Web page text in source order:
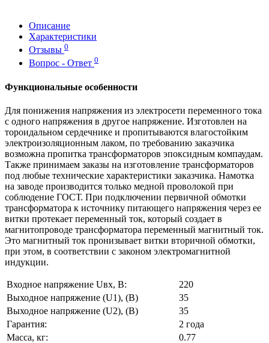
Описание
Характеристики
Отзывы 0
Вопрос - Ответ 0
Функциональные особенности
Для понижения напряжения из электросети переменного тока
с одного напряжения в другое напряжение. Изготовлен на
тороидальном сердечнике и пропитываются влагостойким
электроизоляционным лаком, по требованию заказчика
возможна пропитка трансформаторов эпоксидным компаудам.
Также принимаем заказы на изготовление трансформаторов
под любые технические характеристики заказчика. Намотка
на заводе производится только медной проволокой при
соблюдение ГОСТ. При подключении первичной обмотки
трансформатора к источнику питающего напряжения через ее
витки протекает переменный ток, который создает в
магнитопроводе трансформатора переменный магнитный ток.
Это магнитный ток пронизывает витки вторичной обмотки,
при этом, в соответствии с законом электромагнитной
индукции.
Входное напряжение Uвх, В:
220
Выходное напряжение (U1), (В)
35
Выходное напряжение (U2), (В)
35
Гарантия:
2 года
Масса, кг:
0.77